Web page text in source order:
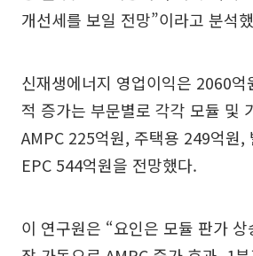
개선세를 보일 전망”이라고 분석
신재생에너지 영업이익은 2060억
적 증가는 부문별로 각각 모듈 및
AMPC 225억원, 주택용 249억원,
EPC 544억원을 전망했다.
이 연구원은 “요인은 모듈 판가